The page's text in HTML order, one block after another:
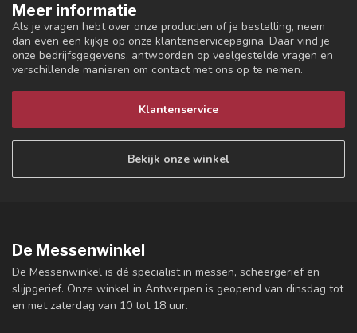
Meer informatie
Als je vragen hebt over onze producten of je bestelling, neem
dan even een kijkje op onze klantenservicepagina. Daar vind je
onze bedrijfsgegevens, antwoorden op veelgestelde vragen en
verschillende manieren om contact met ons op te nemen.
Klantenservice
Bekijk onze winkel
De Messenwinkel
De Messenwinkel is dé specialist in messen, scheergerief en
slijpgerief. Onze winkel in Antwerpen is geopend van dinsdag tot
en met zaterdag van 10 tot 18 uur.